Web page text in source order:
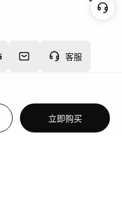
立即购买
客服
蜀ICP备12020238号-4
违法和不良信息举报中心